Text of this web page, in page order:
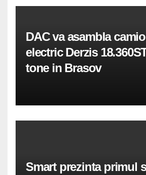
DAC va asambla
electric Derzis
tone in Brasov
Smart prezinta primul